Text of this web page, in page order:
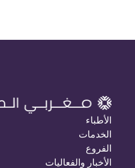
الأطباء
الخدمات
الفروع
الأخبار والفعاليات